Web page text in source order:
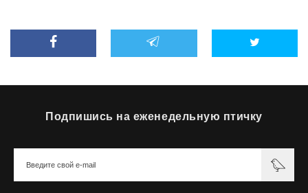
Подпишись на еженедельную птичку